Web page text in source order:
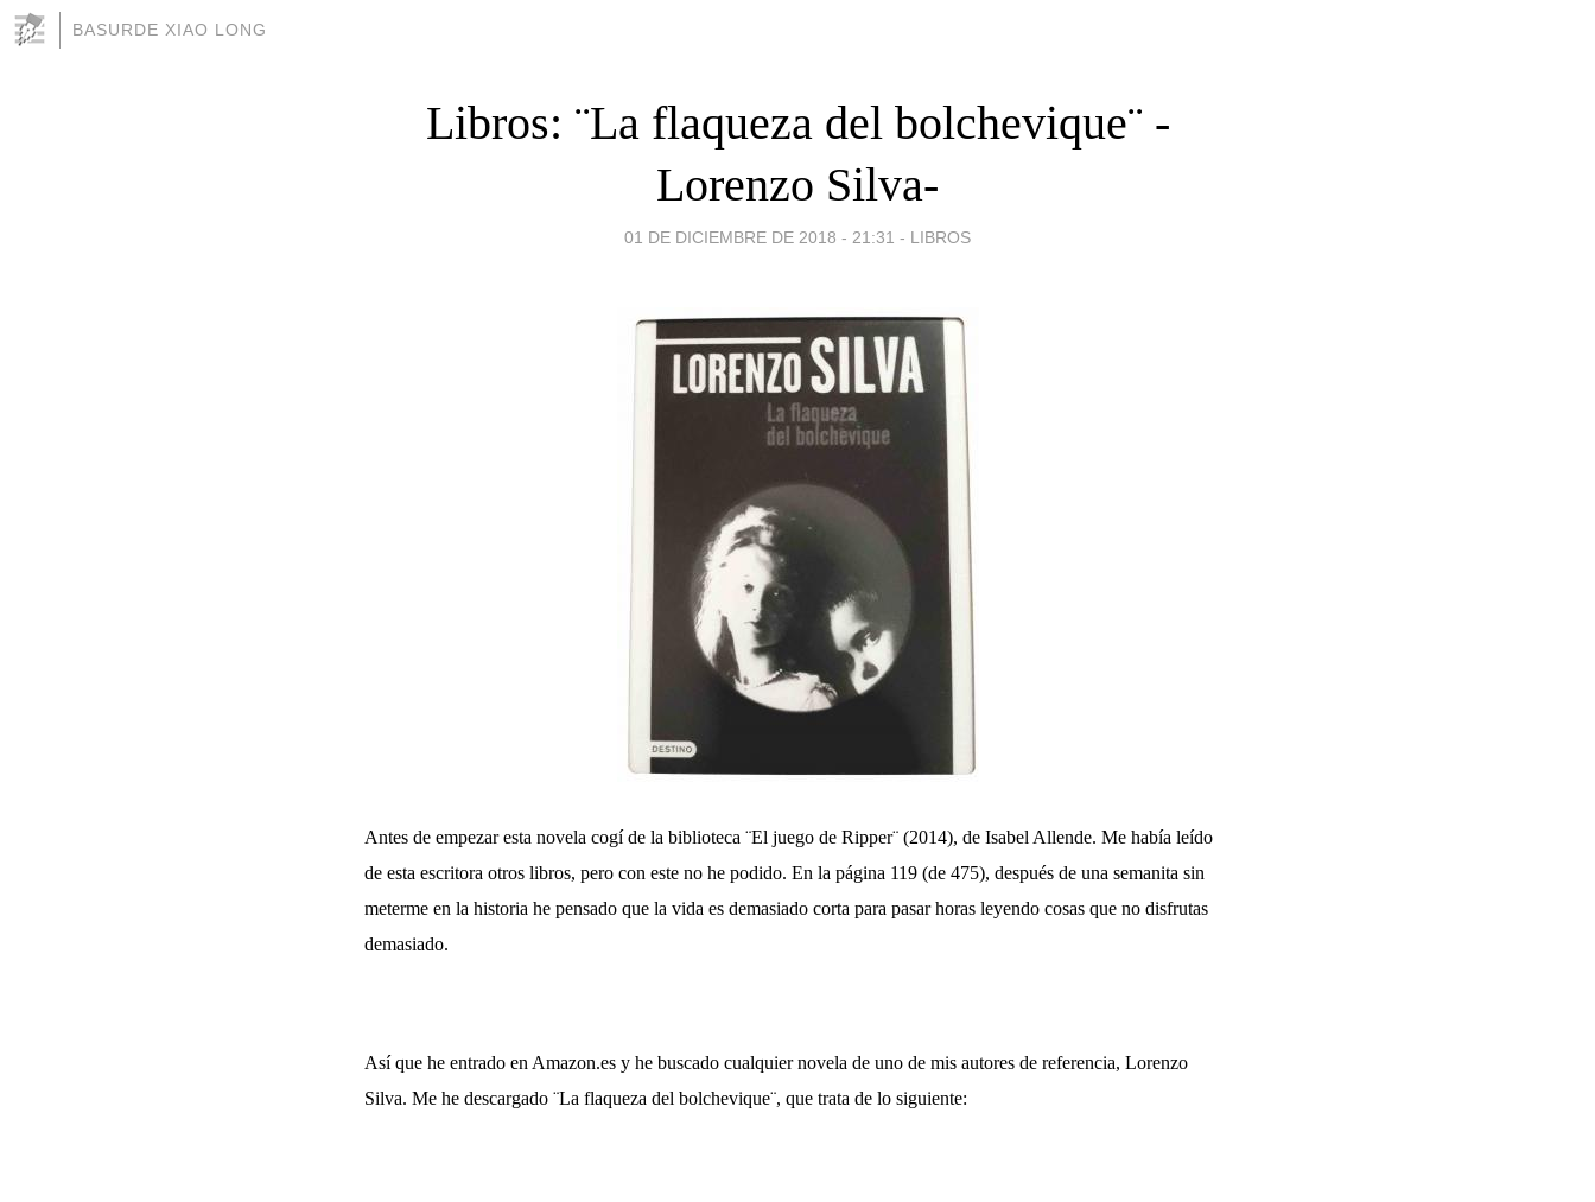
BASURDE XIAO LONG
Libros: ¨La flaqueza del bolchevique¨ -
Lorenzo Silva-
01 DE DICIEMBRE DE 2018 - 21:31 - LIBROS
Antes de empezar esta novela cogí de la biblioteca ¨El juego de Ripper¨ (2014), de Isabel Allende. Me había leído
de esta escritora otros libros, pero con este no he podido. En la página 119 (de 475), después de una semanita sin
meterme en la historia he pensado que la vida es demasiado corta para pasar horas leyendo cosas que no disfrutas
demasiado.
Así que he entrado en Amazon.es y he buscado cualquier novela de uno de mis autores de referencia, Lorenzo
Silva. Me he descargado ¨La flaqueza del bolchevique¨, que trata de lo siguiente: